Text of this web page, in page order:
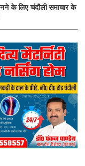
के लिए चंदौली समाचार के